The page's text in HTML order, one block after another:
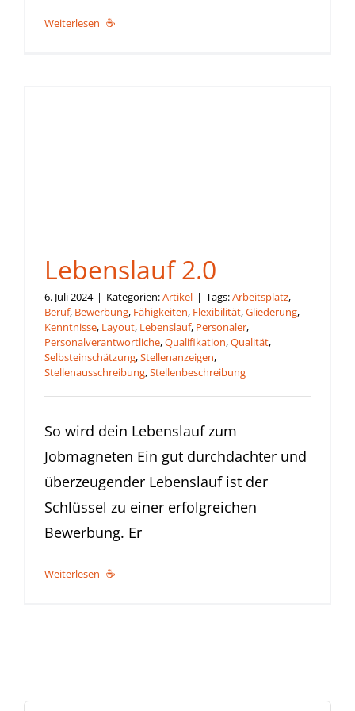
Weiterlesen
Lebenslauf 2.0
6. Juli 2024 | Kategorien:Artikel | Tags:Arbeitsplatz,
Beruf, Bewerbung, Fähigkeiten, Flexibilität,Gliederung,
Kenntnisse, Layout, Lebenslauf, Personaler,
Personalverantwortliche,Qualifikation,Qualität,
Selbsteinschätzung,Stellenanzeigen,
Stellenausschreibung,Stellenbeschreibung
So wird dein Lebenslauf zum
Jobmagneten Ein gut durchdachter und
überzeugender Lebenslauf ist der
Schlüssel zu einer erfolgreichen
Bewerbung. Er
Weiterlesen